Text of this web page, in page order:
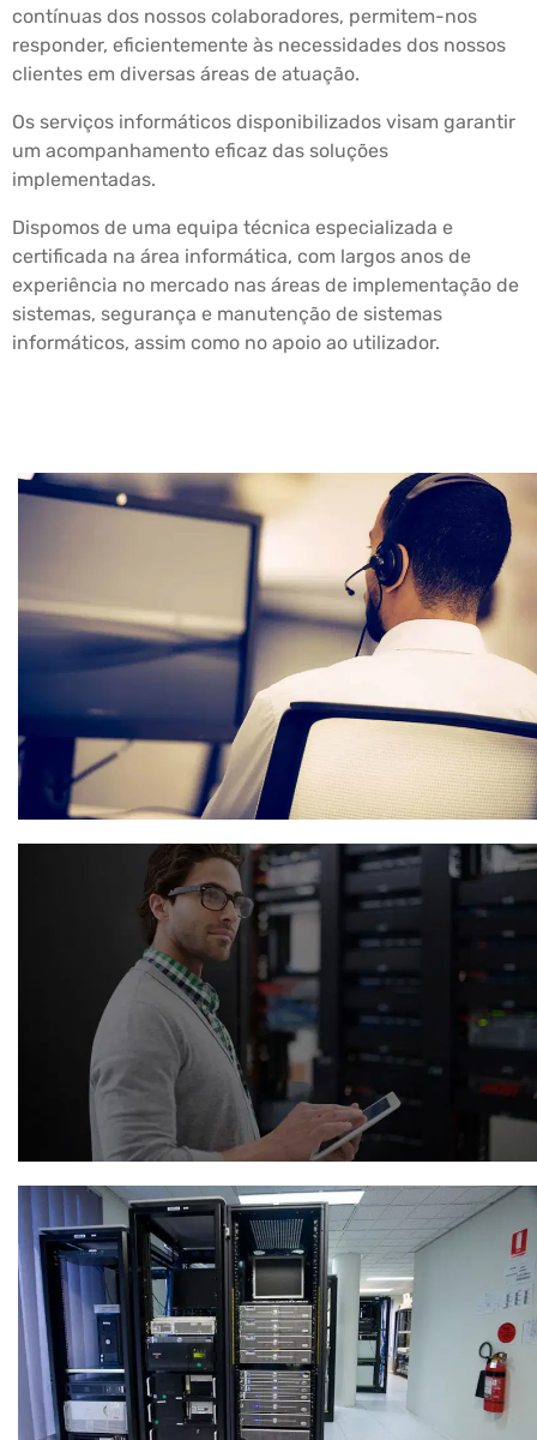
contínuas dos nossos colaboradores, permitem-nos
responder, eficientemente às necessidades dos nossos
clientes em diversas áreas de atuação.
Os serviços informáticos disponibilizados visam garantir
um acompanhamento eficaz das soluções
implementadas.
Dispomos de uma equipa técnica especializada e
certificada na área informática, com largos anos de
experiência no mercado nas áreas de implementação de
sistemas, segurança e manutenção de sistemas
informáticos, assim como no apoio ao utilizador.